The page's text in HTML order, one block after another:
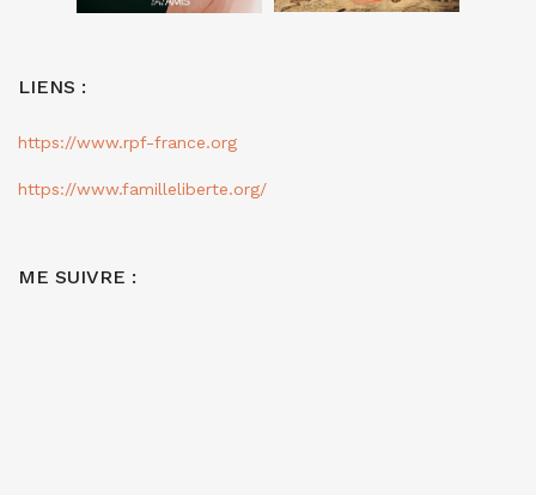
LIENS :
https://www.rpf-france.org
https://www.familleliberte.org/
ME SUIVRE :